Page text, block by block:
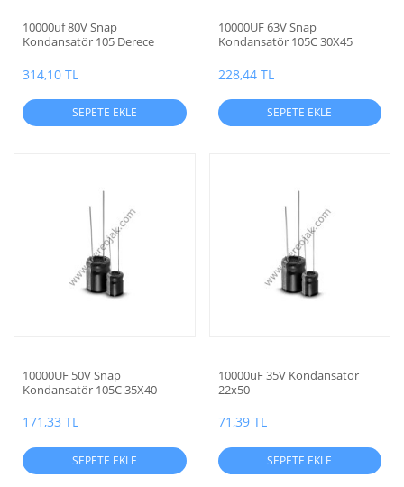
10000uf 80V Snap
Kondansatör 105 Derece
314,10 TL
SEPETE EKLE
10000UF 63V Snap
Kondansatör 105C 30X45
228,44 TL
SEPETE EKLE
10000UF 50V Snap
Kondansatör 105C 35X40
171,33 TL
SEPETE EKLE
10000uF 35V Kondansatör
22x50
71,39 TL
SEPETE EKLE